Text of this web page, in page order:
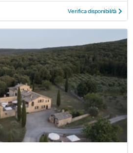
Verifica disponibilità